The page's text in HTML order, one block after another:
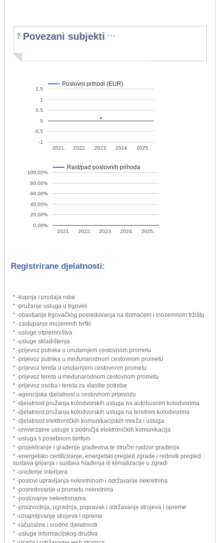
Povezani subjekti ...
Poslovni prihodi (EUR)
2021. 2022. 2023. 2024. 2025.
-1
-0,5
0
0,5
1
1,5
Rast/pad poslovnih prihoda
2021. 2022. 2023. 2024. 2025.
0,00%
20,00%
40,00%
60,00%
80,00%
100,00%
Registrirane djelatnosti:
* -kupnja i prodaja robe
* -pružanje usluga u trgovini
* -obavljanje trgovačkog posredovanja na domaćem i inozemnom tržištu
* -zastupanje inozemnih tvrtki
* -usluge otpremništva
* -usluge skladištenja
* -prijevoz putnika u unutarnjem cestovnom prometu
* -prijevoz putnika u međunarodnom cestovnom prometu
* -prijevoz tereta u unutarnjem cestovnom prometu
* -prijevoz tereta u međunarodnom cestovnom prometu
* -prijevoz osoba i tereta za vlastite potrebe
* -agencijska djelatnost u cestovnom prijevozu
* -djelatnost pružanja kolodvorskih usluga na autobusnim kolodvorima
* -djelatnost pružanja kolodvorskih usluga na teretnim kolodvorima
* -djelatnost elektroničkih komunikacijskih mreža i usluga
* -univerzalne usluge s područja elektroničkih komunikacija
* -usluga s posebnom tarifom
* -projektiranje i građenje građevina te stručni nadzor građenja
* -energetsko certificiranje, energetski pregled zgrade i redoviti pregled
sustava grijanja i sustava hlađenja ili klimatizacije u zgradi
* -uređenje interijera
* -poslovi upravljanja nekretninom i održavanje nekretnina
* -posredovanje u prometu nekretnina
* -poslovanje nekretninama
* -proizvodnja, ugradnja, popravak i održavanje strojeva i opreme
* -iznajmljivanje strojeva i opreme
* -računalne i srodne djelatnosti
* -usluge informacijskog društva